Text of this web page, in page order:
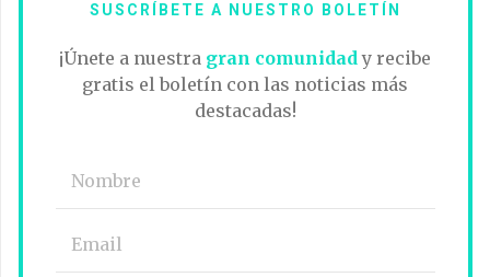
SUSCRÍBETE A NUESTRO BOLETÍN
¡Únete a nuestra gran comunidady recibe
gratis el boletín con las noticias más
destacadas!